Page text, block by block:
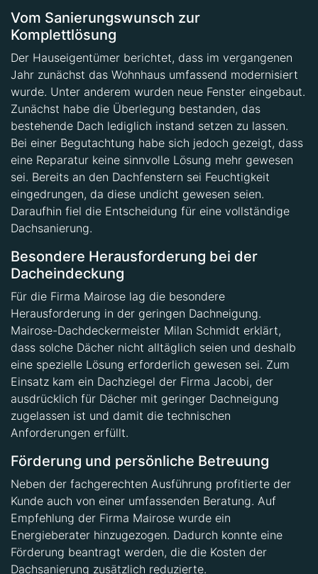
Vom Sanierungswunsch zur
Komplettlösung
Der Hauseigentümer berichtet, dass im vergangenen
Jahr zunächst das Wohnhaus umfassend modernisiert
wurde. Unter anderem wurden neue Fenster eingebaut.
Zunächst habe die Überlegung bestanden, das
bestehende Dach lediglich instand setzen zu lassen.
Bei einer Begutachtung habe sich jedoch gezeigt, dass
eine Reparatur keine sinnvolle Lösung mehr gewesen
sei. Bereits an den Dachfenstern sei Feuchtigkeit
eingedrungen, da diese undicht gewesen seien.
Daraufhin fiel die Entscheidung für eine vollständige
Dachsanierung.
Besondere Herausforderung bei der
Dacheindeckung
Für die Firma Mairose lag die besondere
Herausforderung in der geringen Dachneigung.
Mairose-Dachdeckermeister Milan Schmidt erklärt,
dass solche Dächer nicht alltäglich seien und deshalb
eine spezielle Lösung erforderlich gewesen sei. Zum
Einsatz kam ein Dachziegel der Firma Jacobi, der
ausdrücklich für Dächer mit geringer Dachneigung
zugelassen ist und damit die technischen
Anforderungen erfüllt.
Förderung und persönliche Betreuung
Neben der fachgerechten Ausführung profitierte der
Kunde auch von einer umfassenden Beratung. Auf
Empfehlung der Firma Mairose wurde ein
Energieberater hinzugezogen. Dadurch konnte eine
Förderung beantragt werden, die die Kosten der
Dachsanierung zusätzlich reduzierte.